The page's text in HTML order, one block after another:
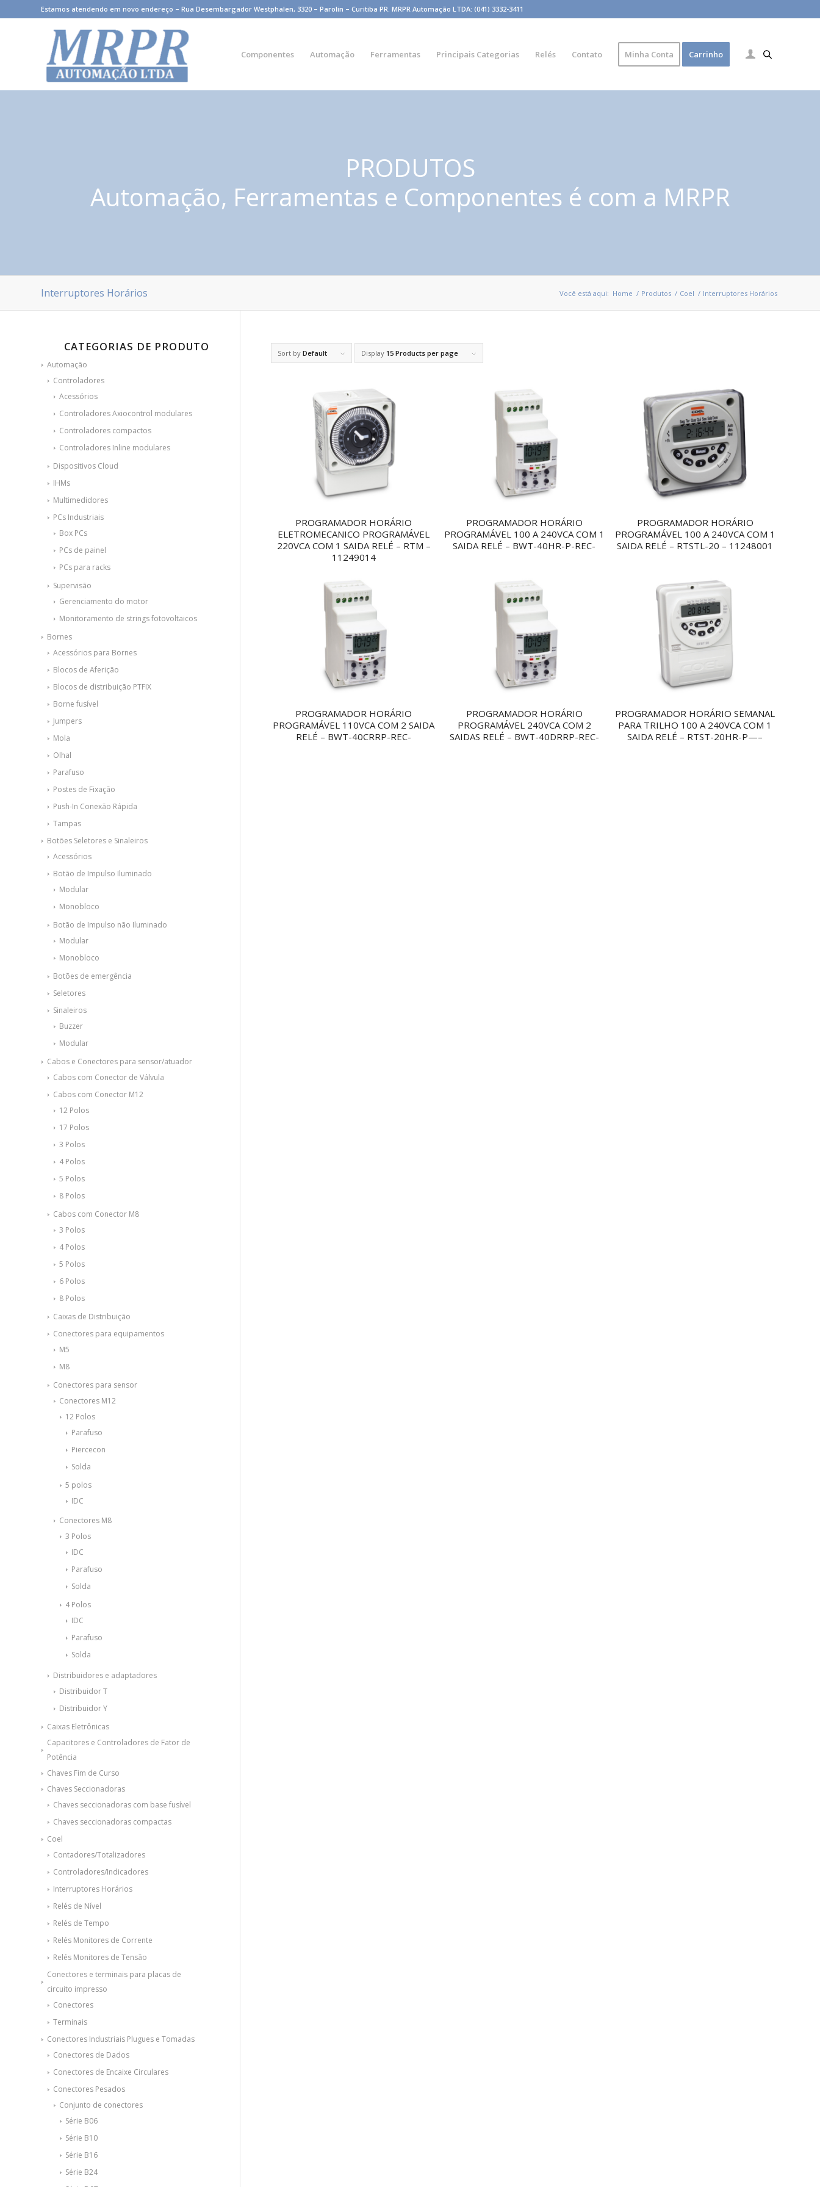
Estamos atendendo em novo endereço – Rua Desembargador Westphalen, 3320 – Parolin – Curitiba PR. MRPR Automação LTDA: (041) 3332-3411
Componentes Automação Ferramentas Principais Categorias Relés Contato Minha Conta Carrinho
PRODUTOS
Automação, Ferramentas e Componentes é com a MRPR
Interruptores Horários Você está aqui: Home / Produtos / Coel / Interruptores Horários
Sort by Default Display 15 Products per page
PROGRAMADOR HORÁRIO
ELETROMECANICO PROGRAMÁVEL
220VCA COM 1 SAIDA RELÉ – RTM –
11249014
PROGRAMADOR HORÁRIO
PROGRAMÁVEL 100 A 240VCA COM 1
SAIDA RELÉ – BWT-40HR-P-REC-
PROGRAMADOR HORÁRIO
PROGRAMÁVEL 100 A 240VCA COM 1
SAIDA RELÉ – RTSTL-20 – 11248001
PROGRAMADOR HORÁRIO
PROGRAMÁVEL 110VCA COM 2 SAIDA
RELÉ – BWT-40CRRP-REC-
PROGRAMADOR HORÁRIO
PROGRAMÁVEL 240VCA COM 2
SAIDAS RELÉ – BWT-40DRRP-REC-
PROGRAMADOR HORÁRIO SEMANAL
PARA TRILHO 100 A 240VCA COM 1
SAIDA RELÉ – RTST-20HR-P—–
CATEGORIAS DE PRODUTO
Automação
Controladores
Acessórios
Controladores Axiocontrol modulares
Controladores compactos
Controladores Inline modulares
Dispositivos Cloud
IHMs
Multimedidores
PCs Industriais
Box PCs
PCs de painel
PCs para racks
Supervisão
Gerenciamento do motor
Monitoramento de strings fotovoltaicos
Bornes
Acessórios para Bornes
Blocos de Aferição
Blocos de distribuição PTFIX
Borne fusível
Jumpers
Mola
Olhal
Parafuso
Postes de Fixação
Push-In Conexão Rápida
Tampas
Botões Seletores e Sinaleiros
Acessórios
Botão de Impulso Iluminado
Modular
Monobloco
Botão de Impulso não Iluminado
Modular
Monobloco
Botões de emergência
Seletores
Sinaleiros
Buzzer
Modular
Cabos e Conectores para sensor/atuador
Cabos com Conector de Válvula
Cabos com Conector M12
12 Polos
17 Polos
3 Polos
4 Polos
5 Polos
8 Polos
Cabos com Conector M8
3 Polos
4 Polos
5 Polos
6 Polos
8 Polos
Caixas de Distribuição
Conectores para equipamentos
M5
M8
Conectores para sensor
Conectores M12
12 Polos
Parafuso
Piercecon
Solda
5 polos
IDC
Conectores M8
3 Polos
IDC
Parafuso
Solda
4 Polos
IDC
Parafuso
Solda
Distribuidores e adaptadores
Distribuidor T
Distribuidor Y
Caixas Eletrônicas
Capacitores e Controladores de Fator de
Potência
Chaves Fim de Curso
Chaves Seccionadoras
Chaves seccionadoras com base fusível
Chaves seccionadoras compactas
Coel
Contadores/Totalizadores
Controladores/Indicadores
Interruptores Horários
Relés de Nível
Relés de Tempo
Relés Monitores de Corrente
Relés Monitores de Tensão
Conectores e terminais para placas de
circuito impresso
Conectores
Terminais
Conectores Industriais Plugues e Tomadas
Conectores de Dados
Conectores de Encaixe Circulares
Conectores Pesados
Conjunto de conectores
Série B06
Série B10
Série B16
Série B24